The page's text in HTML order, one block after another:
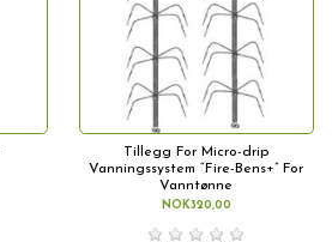
Tillegg For Micro-drip
Vanningssystem “Fire-Bens+” For
Vanntønne
NOK320,00